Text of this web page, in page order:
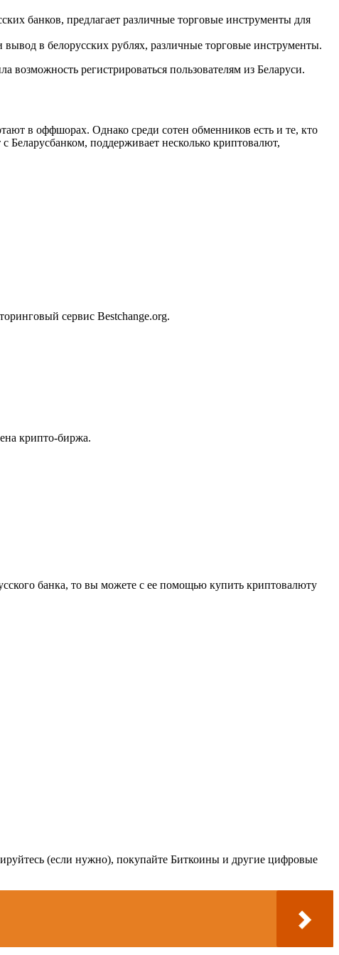
банков, предлагает различные торговые инструменты для
в белорусских рублях, различные торговые инструменты.
возможность регистрироваться пользователям из Беларуси.
в оффшорах. Однако среди сотен обменников есть и те, кто
Беларусбанком, поддерживает несколько криптовалют,
сервис Bestchange.org.
крипто-биржа.
банка, то вы можете с ее помощью купить криптовалюту
(если нужно), покупайте Биткоины и другие цифровые